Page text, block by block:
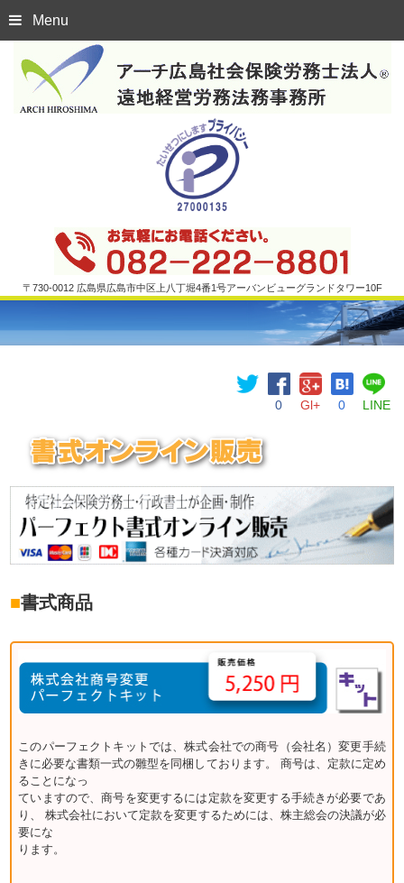
Menu
〒730-0012 広島県広島市中区上八丁堀4番1号アーバンビューグランドタワー10F
0 Gl+ 0 LINE
■書式商品
このパーフェクトキットでは、株式会社での商号（会社名）変更手続
きに必要な書類一式の雛型を同梱しております。 商号は、定款に定め
ることになっ
ていますので、商号を変更するには定款を変更する手続きが必要であ
り、 株式会社において定款を変更するためには、株主総会の決議が必
要にな
ります。